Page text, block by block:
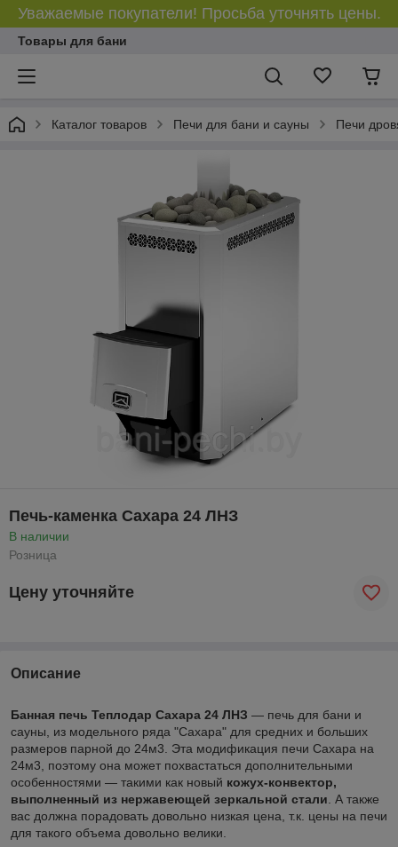
Уважаемые покупатели! Просьба уточнять цены.
Товары для бани
Каталог товаров Печи для бани и сауны Печи
Печь-каменка Сахара 24 ЛНЗ
В наличии
Розница
Цену уточняйте
Описание
Банная печь Теплодар Сахара 24 ЛНЗ ― печь для бани и
сауны, из модельного ряда "Сахара" для средних и больших
размеров парной до 24м3. Эта модификация печи Сахара на
24м3, поэтому она может похвастаться дополнительными
особенностями ― такими как новый кожух-конвектор,
выполненный из нержавеющей зеркальной стали . А также
вас должна порадовать довольно низкая цена, т.к. цены на печи
для такого объема довольно велики.